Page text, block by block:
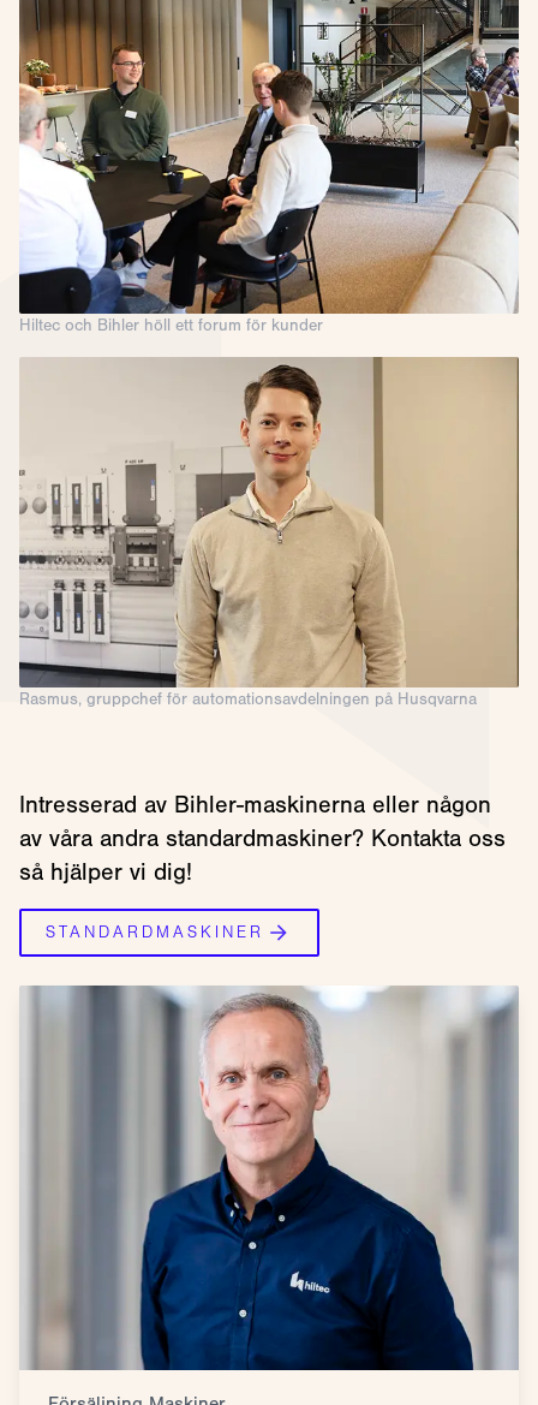
Hiltec och Bihler höll ett forum för kunder
Rasmus, gruppchef för automationsavdelningen på Husqvarna
Intresserad av Bihler-maskinerna eller någon
av våra andra standardmaskiner? Kontakta oss
så hjälper vi dig!
STANDARDMASKINER